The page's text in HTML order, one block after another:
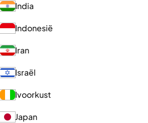
India
Indonesië
Iran
Israël
Ivoorkust
Japan